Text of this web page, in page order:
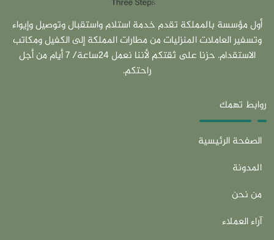
أول مؤسسة بالمملكة تقدم خدمة استلام واستقبال وتوصيل وإيواء
وتسفير العاملات المنزليات من مطارات المملكة إلى الكفيل ومكاتب
الاستقدام. حزنا على ثقتكم لأننا نعمل 24ساعة/ 7 أيام من أجل
راحتكم.
روابط تهمك
الصفحة الرئيسية
المدونة
من نحن
آراء العملاء